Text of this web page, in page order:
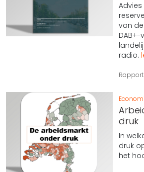
van
radio.
Rapport
druk
In
druk
het